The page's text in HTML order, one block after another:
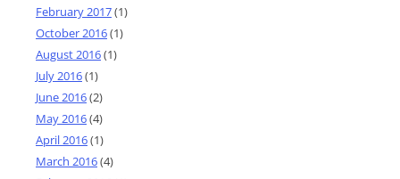
February 2017(1)
October 2016(1)
August 2016(1)
July 2016(1)
June 2016(2)
May 2016(4)
April 2016(1)
March 2016(4)